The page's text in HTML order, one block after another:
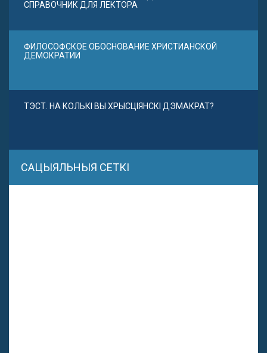
СПРАВОЧНИК ДЛЯ ЛЕКТОРА
ФИЛОСОФСКОЕ ОБОСНОВАНИЕ ХРИСТИАНСКОЙ
ДЕМОКРАТИИ
ТЭСТ. НА КОЛЬКІ ВЫ ХРЫСЦІЯНСКІ ДЭМАКРАТ?
САЦЫЯЛЬНЫЯ СЕТКІ